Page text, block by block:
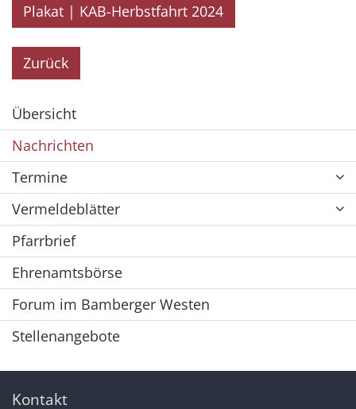
Plakat | KAB-Herbstfahrt 2024
Zurück
Übersicht
Nachrichten
Termine
Vermeldeblätter
Pfarrbrief
Ehrenamtsbörse
Forum im Bamberger Westen
Stellenangebote
Kontakt